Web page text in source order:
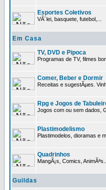
Esportes Coletivos
VÃ´lei, basquete, futebol,...
Em Casa
TV, DVD e Pipoca
Programas de TV, filmes
Comer, Beber e Dormir
Receitas e sugestÃµes.
Rpg e Jogos de
Jogos com ou sem dados,
Plastimodelismo
Plastimodelos, dioramas e
Quadrinhos
MangÃ¡s, Comics,
Guildas